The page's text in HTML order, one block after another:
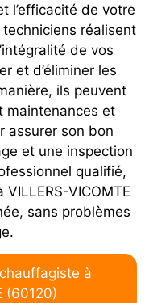
l’efficacité de votre
réalisent
de vos
et d’éliminer les
ils peuvent
maintenances et
assurer son bon
et une inspection
qualifié,
VICOMTE
sans problèmes
à
(60120)